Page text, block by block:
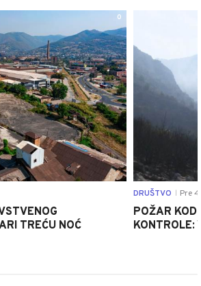
0
TREĆU NOĆ
DRUŠTVO Pre
POŽAR KOD
KONTROLE: